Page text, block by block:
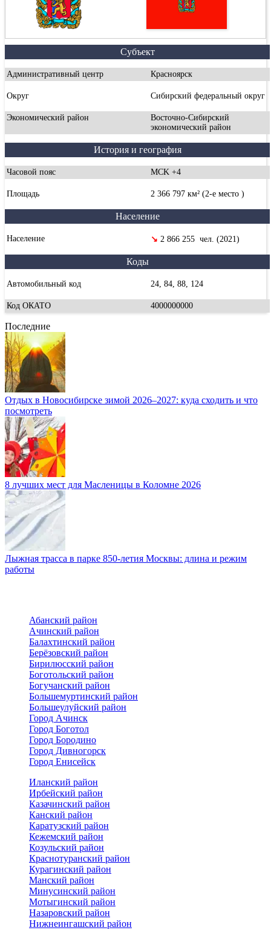
Субъект
Административный центр Красноярск
Округ Сибирский федеральный округ
Экономический район
Восточно-Сибирский
экономический район
История и география
Часовой пояс MCK +4
Площадь 2 366 797 км² (2-е место )
Население
Население ↘ 2 866 255 чел. (2021)
Коды
Автомобильный код 24, 84, 88, 124
Код ОКАТО 4000000000
Последние
Отдых в Новосибирске зимой 2026–2027: куда сходить и что
посмотреть
8 лучших мест для Масленицы в Коломне 2026
Лыжная трасса в парке 850-летия Москвы: длина и режим
работы
Абанский район
Ачинский район
Балахтинский район
Берёзовский район
Бирилюсский район
Боготольский район
Богучанский район
Большемуртинский район
Большеулуйский район
Город Ачинск
Город Боготол
Город Бородино
Город Дивногорск
Город Енисейск
Иланский район
Ирбейский район
Казачинский район
Канский район
Каратузский район
Кежемский район
Козульский район
Краснотуранский район
Курагинский район
Манский район
Минусинский район
Мотыгинский район
Назаровский район
Нижнеингашский район